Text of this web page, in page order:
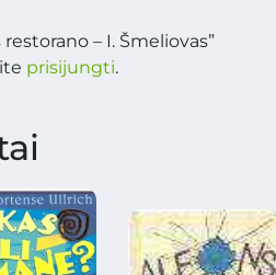
– I. Šmeliovas”
prisijungti.